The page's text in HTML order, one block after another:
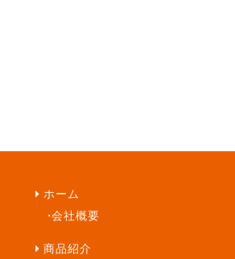
ホーム
会社概要
商品紹介